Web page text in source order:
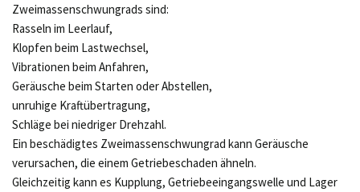
Zweimassenschwungrads sind:
Rasseln im Leerlauf,
Klopfen beim Lastwechsel,
Vibrationen beim Anfahren,
Geräusche beim Starten oder Abstellen,
unruhige Kraftübertragung,
Schläge bei niedriger Drehzahl.
Ein beschädigtes Zweimassenschwungrad kann Geräusche
verursachen, die einem Getriebeschaden ähneln.
Gleichzeitig kann es Kupplung, Getriebeeingangswelle und Lager